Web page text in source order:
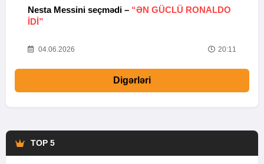
Nesta Messini seçmədi – “ƏN GÜCLÜ RONALDO
IDI”
04.06.2026 20:11
Digərləri
TOP 5